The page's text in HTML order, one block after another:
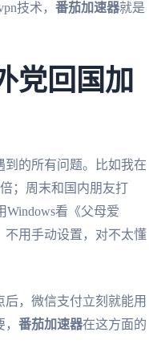
技术， 番茄加速器就是
党回国加
的所有问题。比如我在
；周末和国内朋友打
Windows看《父母爱
不用手动设置，对不太懂
后，微信支付立刻就能用
番茄加速器在这方面的